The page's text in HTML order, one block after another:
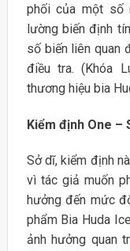
phối của một số
lường biến định
số biến liên quan
điều tra. (Khóa
thương hiệu bia
Kiểm định One –
Sở dĩ, kiểm định
vì tác giả muốn
hưởng đến mức
phẩm Bia Huda
ảnh hưởng quan